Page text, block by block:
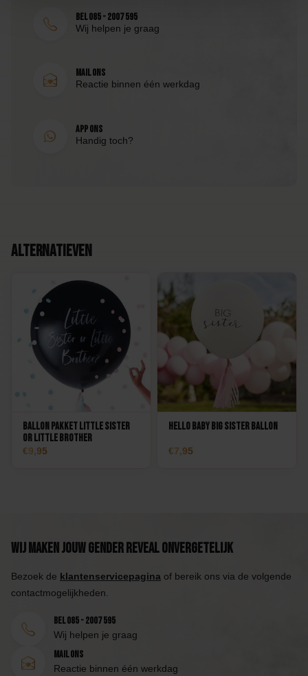
8998340154144
Bel 085 - 2007 595
Wij helpen je graag
Mail ons
Reactie binnen één werkdag
App ons
Handig toch?
Alternatieven
Ballon Pakket Little Sister
or Little Brother
9,95
Hello Baby Big Sister Ballon
7,95
Wij maken jouw Gender Reveal onvergetelijk
Bezoek de klantenservicepagina of bereik ons via de volgende
contactmogelijkheden.
Bel 085 - 2007 595
Wij helpen je graag
Mail ons
Reactie binnen één werkdag